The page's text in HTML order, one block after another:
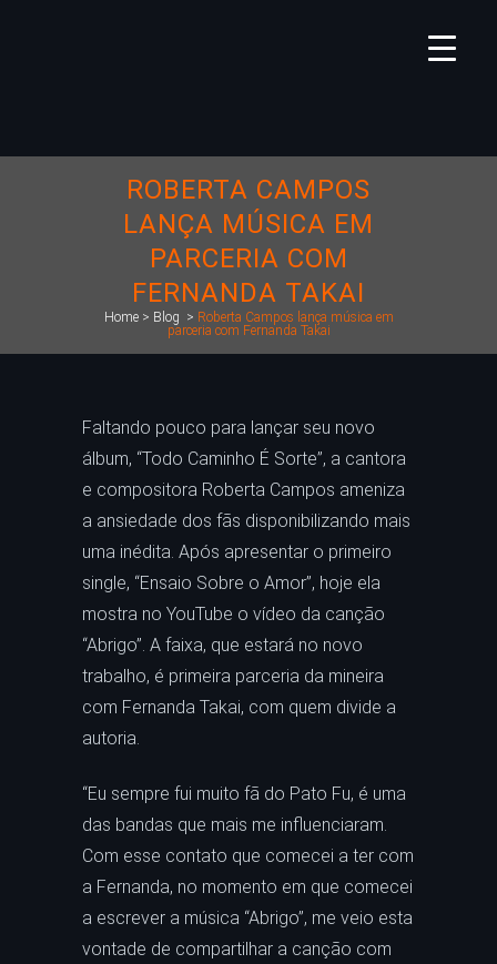
ROBERTA CAMPOS
LANÇA MÚSICA EM
PARCERIA COM
FERNANDA TAKAI
Home> Blog > Roberta Campos lança música em
parceria com Fernanda Takai
Faltando pouco para lançar seu novo
álbum, “Todo Caminho É Sorte”, a cantora
e compositora Roberta Campos ameniza
a ansiedade dos fãs disponibilizando mais
uma inédita. Após apresentar o primeiro
single, “Ensaio Sobre o Amor”, hoje ela
mostra no YouTube o vídeo da canção
“Abrigo”. A faixa, que estará no novo
trabalho, é primeira parceria da mineira
com Fernanda Takai, com quem divide a
autoria.
“Eu sempre fui muito fã do Pato Fu, é uma
das bandas que mais me influenciaram.
Com esse contato que comecei a ter com
a Fernanda, no momento em que comecei
a escrever a música “Abrigo”, me veio esta
vontade de compartilhar a canção com